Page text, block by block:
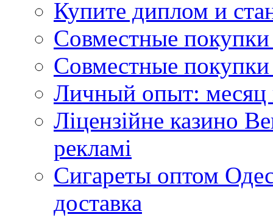
Купите диплом и
Совместные
Совместные покупки
Личный опыт: месяц
Ліцензійне казино
рекламі
Сигареты оптом
доставка